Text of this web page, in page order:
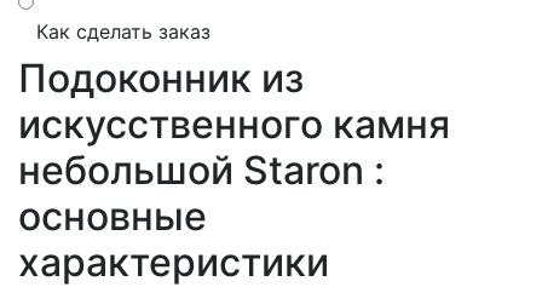
Как сделать заказ
Подоконник из
искусственного камня
небольшой Staron :
основные
характеристики